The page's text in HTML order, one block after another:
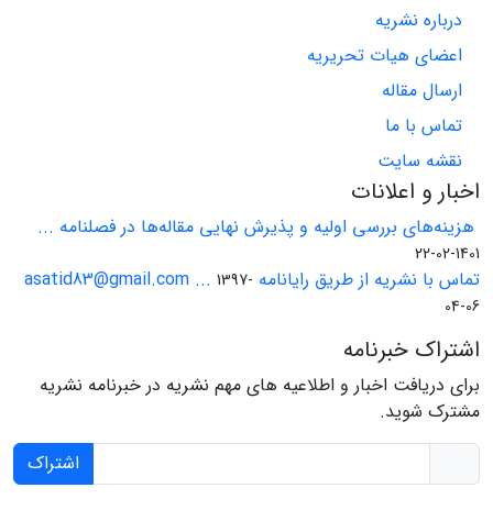
درباره نشریه
اعضای هیات تحریریه
ارسال مقاله
تماس با ما
نقشه سایت
اخبار و اعلانات
هزینه‌های بررسی اولیه و پذیرش نهایی مقاله‌ها در فصلنامه ...
1401-02-22
تماس با نشریه از طریق رایانامه asatid83@gmail.com ... 1397-
04-06
اشتراک خبرنامه
برای دریافت اخبار و اطلاعیه های مهم نشریه در خبرنامه نشریه
مشترک شوید.
اشتراک